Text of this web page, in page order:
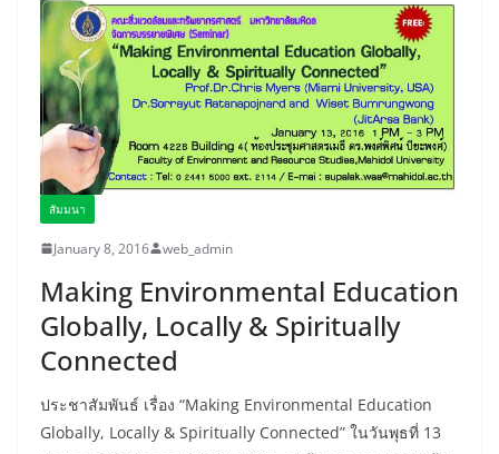
สัมมนา
January 8, 2016 web_admin
Making Environmental Education
Globally, Locally & Spiritually
Connected
ประชาสัมพันธ์ เรื่อง “Making Environmental Education
Globally, Locally & Spiritually Connected” ในวันพุธที่ 13